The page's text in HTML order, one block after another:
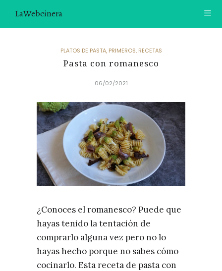
LaWebcinera
VIDEORECETAS
SOBRE MÍ
¿TE GUSTARÍA UNIRTE A NUESTRA AVENTURA GASTRON
ÚNETE A LA NEWSLETTER
RECOMENDACIONES
PLATOS DE PASTA, PRIMEROS, RECETAS
Pasta con romanesco
06/02/2021
¿Conoces el romanesco? Puede que
hayas tenido la tentación de
comprarlo alguna vez pero no lo
hayas hecho porque no sabes cómo
cocinarlo. Esta receta de pasta con